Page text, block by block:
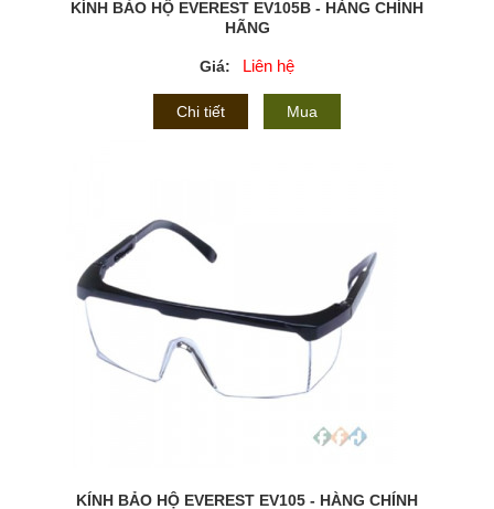
KÍNH BẢO HỘ EVEREST EV105B - HÀNG CHÍNH
HÃNG
Giá: Liên hệ
Chi tiết Mua
KÍNH BẢO HỘ EVEREST EV105 - HÀNG CHÍNH